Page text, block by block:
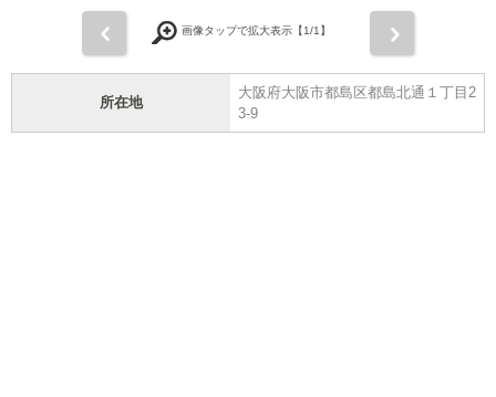
画像タップで拡大表示【1/1】
所在地
大阪府大阪市都島区都島北通１丁目2
3-9